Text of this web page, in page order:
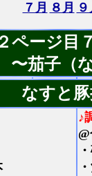
７月 ８月 ９
２ページ目
〜茄子（
なすと
♪